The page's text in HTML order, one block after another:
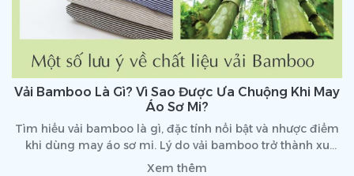
Vải Bamboo Là Gì? Vì Sao Được Ưa Chuộng Khi May
Áo Sơ Mi?
Tìm hiểu vải bamboo là gì, đặc tính nổi bật và nhược điểm
khi dùng may áo sơ mi. Lý do vải bamboo trở thành xu
hướng chọn lựa được ưa chuộng hiện nay.
Xem thêm